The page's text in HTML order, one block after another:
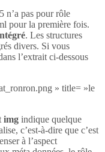
n’a pas pour rôle
pour la première fois.
. Les structures
divers. Si vous
l’extrait ci-dessous
» title= »le
img indique quelque
c’est-à-dire que c’est
à l’aspect